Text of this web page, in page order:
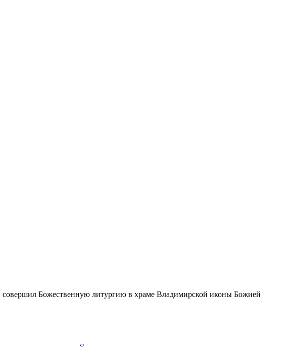
Божественную литургию в храме Владимирской иконы Божией